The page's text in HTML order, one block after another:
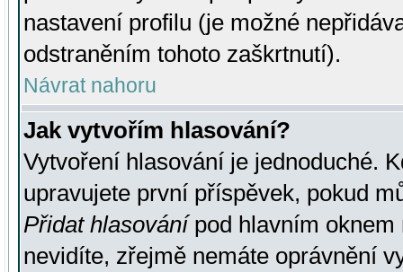
nastavení profilu (je možné
odstraněním tohoto zaškrtnutí).
Návrat nahoru
Jak vytvořím hlasování?
Vytvoření hlasování je jednoduché.
upravujete první příspěvek, pokud
Přidat hlasovánípod hlavním oknem
nevidíte, zřejmě nemáte oprávnění